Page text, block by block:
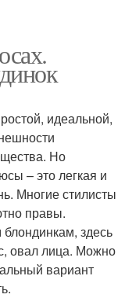
идеальной,
Но
– это легкая и
Многие стилисты
правы.
здесь
овал лица. Можно
вариант